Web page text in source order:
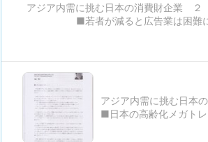
アジア内需に挑む日本の消費財企業 ２
■若者が減ると広告業は困難
アジア内需に挑む日
■日本の高齢化メガトレ